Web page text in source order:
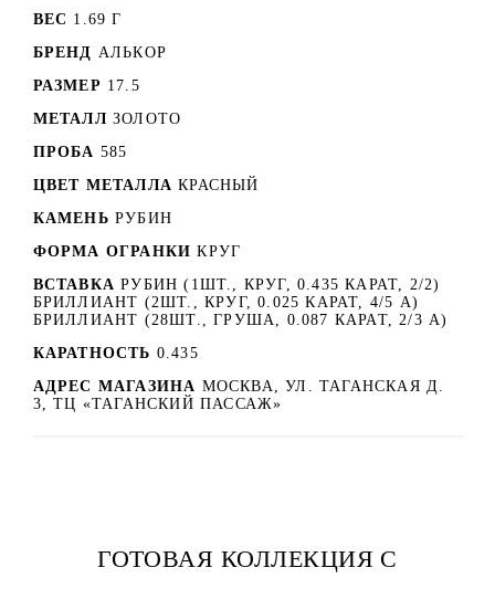
ВЕС 1.69 Г
БРЕНД АЛЬКОР
РАЗМЕР 17.5
МЕТАЛЛ ЗОЛОТО
ПРОБА 585
ЦВЕТ МЕТАЛЛА КРАСНЫЙ
КАМЕНЬ РУБИН
ФОРМА ОГРАНКИ КРУГ
ВСТАВКА РУБИН (1ШТ., КРУГ, 0.435 КАРАТ, 2/2)
БРИЛЛИАНТ (2ШТ., КРУГ, 0.025 КАРАТ, 4/5 А)
БРИЛЛИАНТ (28ШТ., ГРУША, 0.087 КАРАТ, 2/3 А)
КАРАТНОСТЬ 0.435
АДРЕС МАГАЗИНА МОСКВА, УЛ. ТАГАНСКАЯ Д.
3, ТЦ «ТАГАНСКИЙ ПАССАЖ»
ГОТОВАЯ КОЛЛЕКЦИЯ С